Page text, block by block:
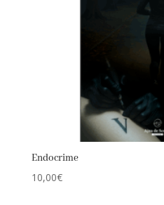
Endocrime
10,00€